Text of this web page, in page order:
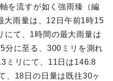
を流すが如く強雨臻（編
大雨量は、12日午前1時15
にて、1時間の最大雨量は
分に至る、300ミリを測れ
ミリにて、11日は146.8
、18日の日量は既往30ヶ